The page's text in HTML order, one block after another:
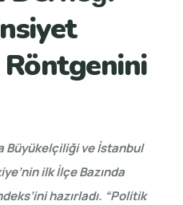
Büyükelçiliği ve İstanbul
ilk İlçe Bazında
hazırladı. “Politik